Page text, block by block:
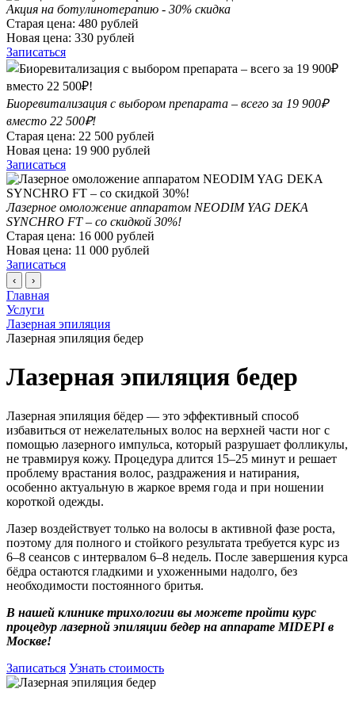
Акция на ботулинотерапию - 30% скидка
Старая цена: 480 рублей
Новая цена: 330 рублей
Записаться
Биоревитализация с выбором препарата – всего за 19 900₽
вместо 22 500₽!
Старая цена: 22 500 рублей
Новая цена: 19 900 рублей
Записаться
Лазерное омоложение аппаратом NEODIM YAG DEKA
SYNCHRO FT – со скидкой 30%!
Старая цена: 16 000 рублей
Новая цена: 11 000 рублей
Записаться
‹ ›
Главная
Услуги
Лазерная эпиляция
Лазерная эпиляция бедер
Лазерная эпиляция бедер
Лазерная эпиляция бёдер — это эффективный способ
избавиться от нежелательных волос на верхней части ног с
помощью лазерного импульса, который разрушает фолликулы,
не травмируя кожу. Процедура длится 15–25 минут и решает
проблему врастания волос, раздражения и натирания,
особенно актуальную в жаркое время года и при ношении
короткой одежды.
Лазер воздействует только на волосы в активной фазе роста,
поэтому для полного и стойкого результата требуется курс из
6–8 сеансов с интервалом 6–8 недель. После завершения курса
бёдра остаются гладкими и ухоженными надолго, без
необходимости постоянного бритья.
В нашей клинике трихологии вы можете пройти курс
процедур лазерной эпиляции бедер на аппарате MIDEPI в
Москве!
Записаться Узнать стоимость